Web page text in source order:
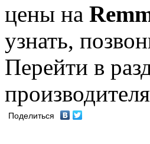
цены на
узнать,
Перейти в
Поделиться